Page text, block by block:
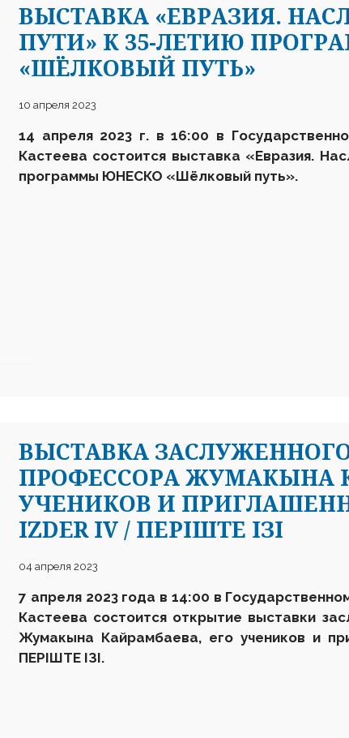
ВЫСТАВКА «ЕВРАЗИЯ.
ПУТИ» К 35-ЛЕТИЮ
«ШЁЛКОВЫЙ ПУТЬ»
10 апреля 2023
14 апреля 2023 г. в 16:00 в
Кастеева состоится выставка «Евразия.
программы ЮНЕСКО «Шёлковый путь».
ВЫСТАВКА
ПРОФЕССОРА ЖУМАКЫНА
УЧЕНИКОВ И
IZDER IV / ПЕРІШТЕ ІЗІ
04 апреля 2023
7 апреля 2023 года в 14:00 в
Кастеева состоится открытие выставки
Жумакына Кайрамбаева, его учеников и
ПЕРІШТЕ ІЗІ.